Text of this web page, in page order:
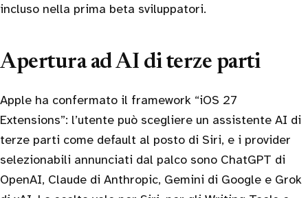
incluso nella prima beta sviluppatori.
Apertura ad AI di terze parti
Apple ha confermato il framework “iOS 27
Extensions”: l’utente può scegliere un assistente AI di
terze parti come default al posto di Siri, e i provider
selezionabili annunciati dal palco sono ChatGPT di
OpenAI, Claude di Anthropic, Gemini di Google e Grok